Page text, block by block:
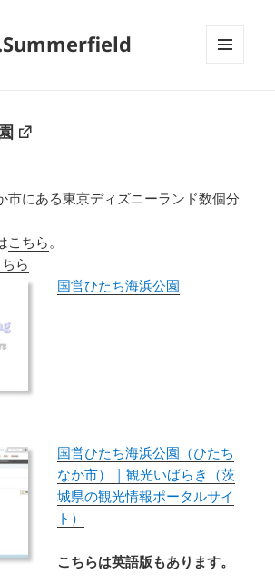
市にある東京ディズニーランド数個分
こちら。
ら
国営ひたち海浜公園
国営ひたち海浜公園（ひたち
なか市） | 観光いばらき（茨
城県の観光情報ポータルサイ
ト）
こちらは英語版もあります。